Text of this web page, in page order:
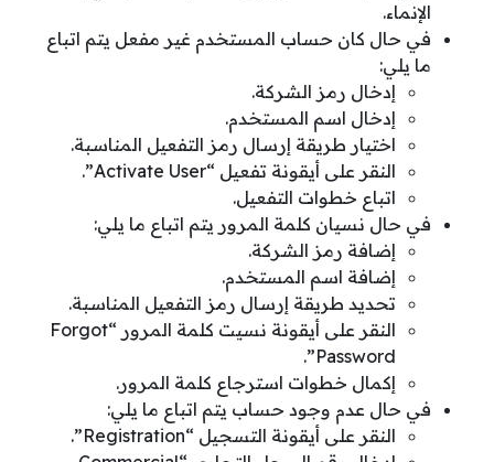
الإنماء.
في حال كان حساب المستخدم غير مفعل يتم اتباع
ما يلي:
إدخال رمز الشركة.
إدخال اسم المستخدم.
اختيار طريقة إرسال رمز التفعيل المناسبة.
النقر على أيقونة تفعيل “Activate User”.
اتباع خطوات التفعيل.
في حال نسيان كلمة المرور يتم اتباع ما يلي:
إضافة رمز الشركة.
إضافة اسم المستخدم.
تحديد طريقة إرسال رمز التفعيل المناسبة.
النقر على أيقونة نسيت كلمة المرور “Forgot
Password”.
إكمال خطوات استرجاع كلمة المرور.
في حال عدم وجود حساب يتم اتباع ما يلي:
النقر على أيقونة التسجيل “Registration”.